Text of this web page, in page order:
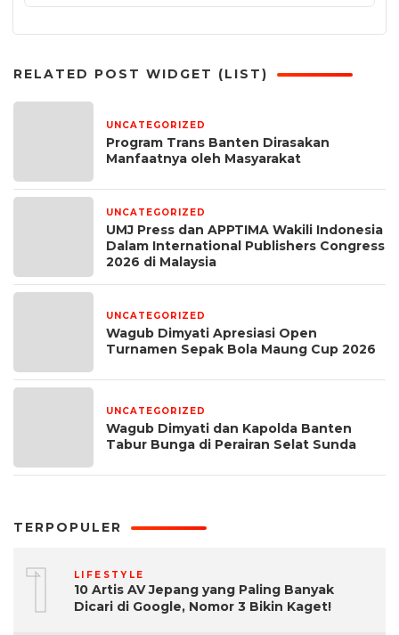
RELATED POST WIDGET (LIST)
UNCATEGORIZED
Program Trans Banten Dirasakan
Manfaatnya oleh Masyarakat
UNCATEGORIZED
UMJ Press dan APPTIMA Wakili Indonesia
Dalam International Publishers Congress
2026 di Malaysia
UNCATEGORIZED
Wagub Dimyati Apresiasi Open
Turnamen Sepak Bola Maung Cup 2026
UNCATEGORIZED
Wagub Dimyati dan Kapolda Banten
Tabur Bunga di Perairan Selat Sunda
TERPOPULER
1 LIFESTYLE
10 Artis AV Jepang yang Paling Banyak
Dicari di Google, Nomor 3 Bikin Kaget!